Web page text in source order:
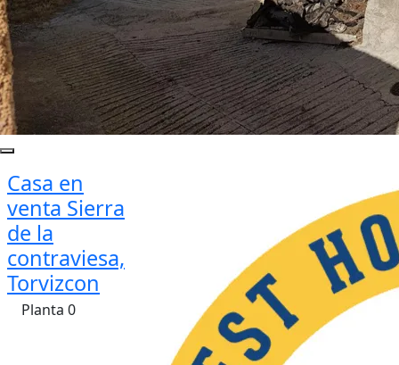
Casa en
venta Sierra
de la
contraviesa,
Torvizcon
Planta 0